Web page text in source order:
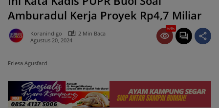
Amburadul Kerja Proyek Rp4,7 Miliar
Koranindigo
2 Min Baca
Agustus 20, 2024
646
Friesa Agusfard